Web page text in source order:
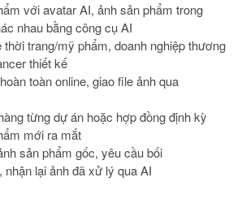
với avatar AI, ảnh sản phẩm trong
nhau bằng công cụ AI
thời trang/mỹ phẩm, doanh nghiệp thương
thiết kế
toàn online, giao file ảnh qua
từng dự án hoặc hợp đồng định kỳ
mới ra mắt
sản phẩm gốc, yêu cầu bối
nhận lại ảnh đã xử lý qua AI